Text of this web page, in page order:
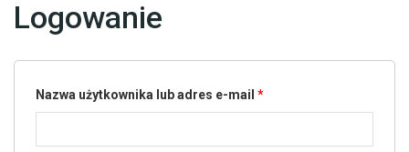
Usługi
Logowanie
Nazwa użytkownika lub adres e-mail *